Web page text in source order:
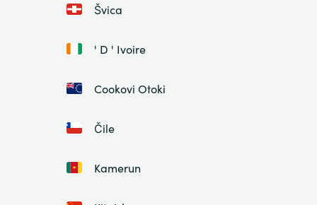
Švica
' D ' Ivoire
Cookovi Otoki
Čile
Kamerun